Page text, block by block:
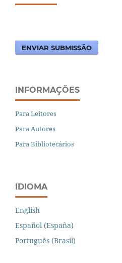
ENVIAR SUBMISSÃO
INFORMAÇÕES
Para Leitores
Para Autores
Para Bibliotecários
IDIOMA
English
Español (España)
Português (Brasil)